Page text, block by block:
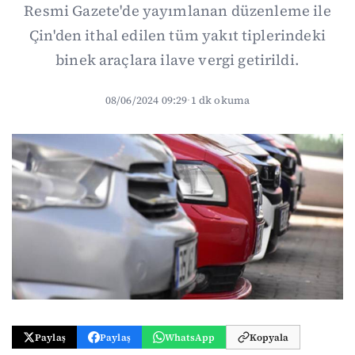
Resmi Gazete'de yayımlanan düzenleme ile
Çin'den ithal edilen tüm yakıt tiplerindeki
binek araçlara ilave vergi getirildi.
08/06/2024 09:29·1 dk okuma
Paylaş Paylaş WhatsApp Kopyala